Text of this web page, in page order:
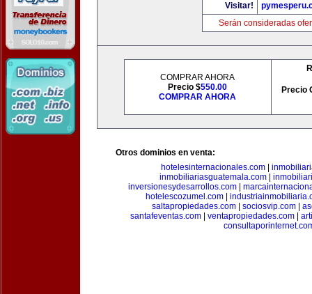
Visitar!
Serán consideradas
COMPRAR AHORA
Precio $550.00
COMPRAR AHORA
Precio
Otros dominios en venta:
hotelesinternacionales.com|
inmobiliariasguatemala.com
inversionesydesarrollos.com|
hotelescozumel.com
saltapropiedades.com| sociosvip.com|
santafeventas.com| ventapropiedades.com|